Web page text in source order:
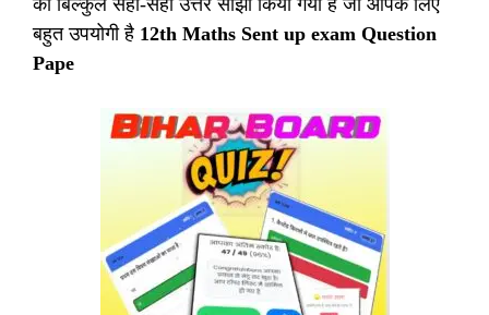
बहुत उपयोगी है 12th Maths Sent up exam Question
Pape